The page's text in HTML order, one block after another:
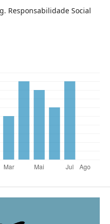
Responsabilidade Social